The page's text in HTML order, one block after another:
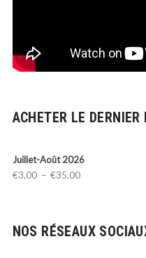
ACHETER LE DERNIER
Juillet-Août 2026
€3,00 – €35,00Plage
à
NOS RÉSEAUX